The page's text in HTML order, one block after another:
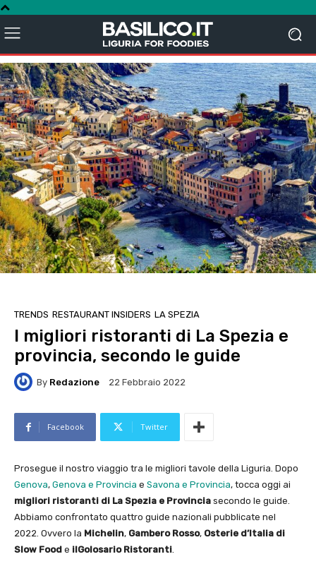
TRENDS RESTAURANT INSIDERS LA SPEZIA
I migliori ristoranti di La Spezia e
provincia, secondo le guide
By Redazione 22 Febbraio 2022
Facebook Twitter
Prosegue il nostro viaggio tra le migliori tavole della Liguria. Dopo
Genova, Genova e Provincia e Savona e Provincia, tocca oggi ai
migliori ristoranti di La Spezia e Provincia secondo le guide.
Abbiamo confrontato quattro guide nazionali pubblicate nel
2022. Ovvero la Michelin, Gambero Rosso, Osterie d’Italia di
Slow Food e ilGolosario Ristoranti.